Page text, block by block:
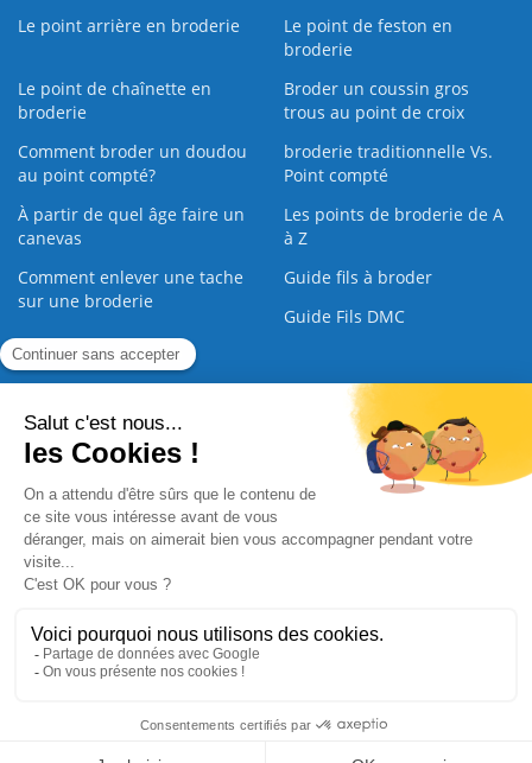
Le point arrière en broderie
Le point de feston en
broderie
Le point de chaînette en
broderie
Broder un coussin gros
trous au point de croix
Comment broder un doudou
au point compté?
broderie traditionnelle Vs.
Point compté
À partir de quel âge faire un
canevas
Les points de broderie de A
à Z
Comment enlever une tache
sur une broderie
Guide fils à broder
Guide Fils DMC
Guide de la Broderie
Commande Papier Qui sommes nous Nous contacter |
Paiement sécurisé
2008 - 2026 © CreaMagic. ALL Rights Reserved.